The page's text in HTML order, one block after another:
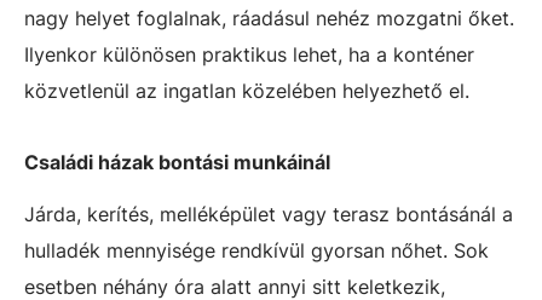
nagy helyet foglalnak, ráadásul nehéz mozgatni őket.
Ilyenkor különösen praktikus lehet, ha a konténer
közvetlenül az ingatlan közelében helyezhető el.
Családi házak bontási munkáinál
Járda, kerítés, melléképület vagy terasz bontásánál a
hulladék mennyisége rendkívül gyorsan nőhet. Sok
esetben néhány óra alatt annyi sitt keletkezik,